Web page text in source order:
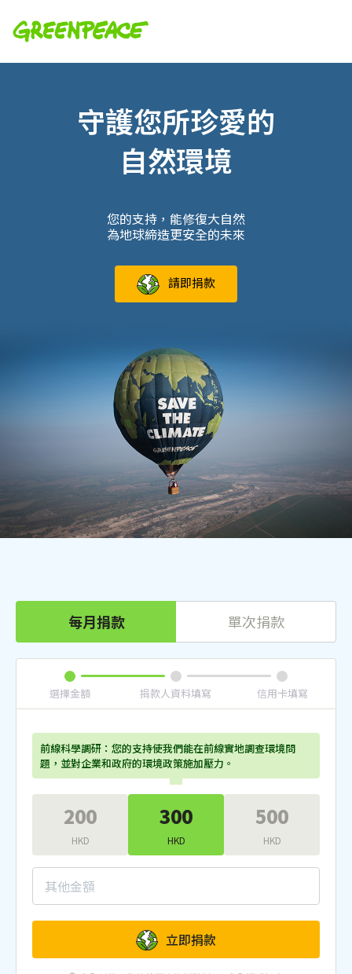
守護您所珍愛的
自然環境
您的支持，能修復大自然
為地球締造更安全的未來
請即捐款
每月捐款 單次捐款
選擇金額 捐款人資料填寫 信用卡填寫
200
HKD
300
HKD
500
HKD
前線科學調研：您的支持使我們能在前線實地調查環境問
題，並對企業和政府的環境政策施加壓力。
立即捐款